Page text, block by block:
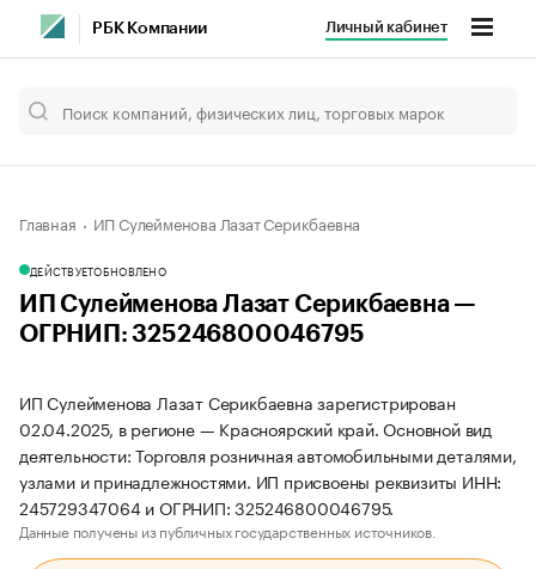
РБК Компании Личный кабинет
Главная ИП Сулейменова Лазат Серикбаевна
ДЕЙСТВУЕТОБНОВЛЕНО
ИП Сулейменова Лазат Серикбаевна —
ОГРНИП: 325246800046795
ИП Сулейменова Лазат Серикбаевна зарегистрирован
02.04.2025, в регионе — Красноярский край. Основной вид
деятельности: Торговля розничная автомобильными деталями,
узлами и принадлежностями. ИП присвоены реквизиты ИНН:
245729347064 и ОГРНИП: 325246800046795.
Данные получены из публичных государственных источников.